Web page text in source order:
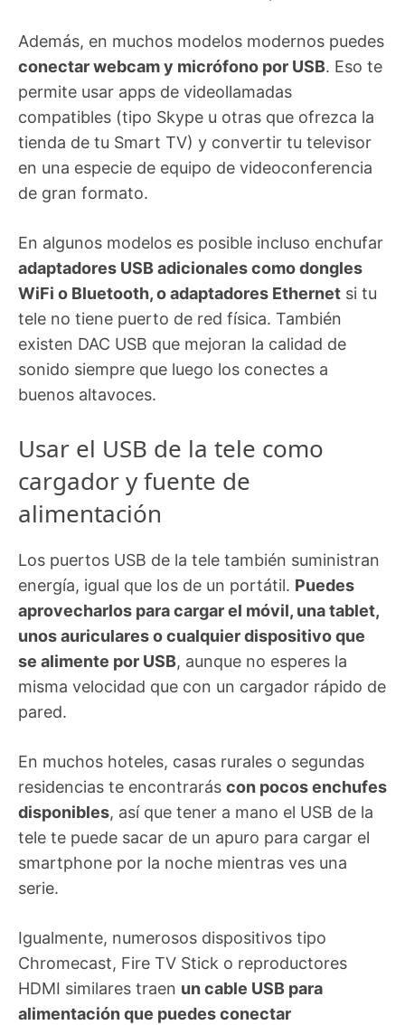
Además, en muchos modelos modernos puedes
conectar webcam y micrófono por USB. Eso te
permite usar apps de videollamadas
compatibles (tipo Skype u otras que ofrezca la
tienda de tu Smart TV) y convertir tu televisor
en una especie de equipo de videoconferencia
de gran formato.
En algunos modelos es posible incluso enchufar
adaptadores USB adicionales como dongles
WiFi o Bluetooth, o adaptadores Ethernet si tu
tele no tiene puerto de red física. También
existen DAC USB que mejoran la calidad de
sonido siempre que luego los conectes a
buenos altavoces.
Usar el USB de la tele como
cargador y fuente de
alimentación
Los puertos USB de la tele también suministran
energía, igual que los de un portátil. Puedes
aprovecharlos para cargar el móvil, una tablet,
unos auriculares o cualquier dispositivo que
se alimente por USB, aunque no esperes la
misma velocidad que con un cargador rápido de
pared.
En muchos hoteles, casas rurales o segundas
residencias te encontrarás con pocos enchufes
disponibles, así que tener a mano el USB de la
tele te puede sacar de un apuro para cargar el
smartphone por la noche mientras ves una
serie.
Igualmente, numerosos dispositivos tipo
Chromecast, Fire TV Stick o reproductores
HDMI similares traen un cable USB para
alimentación que puedes conectar